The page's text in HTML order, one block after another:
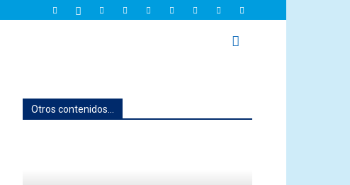
Otros contenidos...